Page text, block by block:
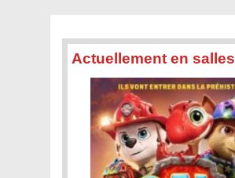
Actuellement en salles